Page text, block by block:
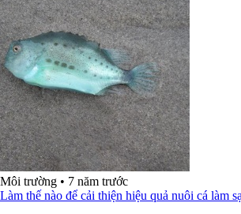
Môi trường • 7 năm trước
Làm thế nào để cải thiện hiệu quả nuôi cá làm